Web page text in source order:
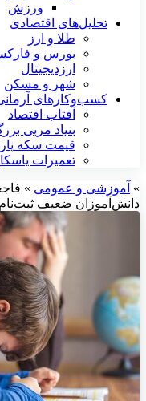
ورزش
تحلیل‌های اقتصادی
طلا و ارز
بورس و
ارزدیجیتال
شهر و مسکن
کسب‌وکارهای
آفتاب اقتصاد
بنیاد مربی
قیمت سکه
تعمیرات
» آموزشی و عمومی »
دانش‌آموزان ضعیف